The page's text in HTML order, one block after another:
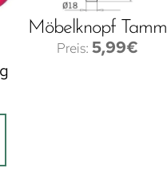
Möbelknopf Tamm
5,99€